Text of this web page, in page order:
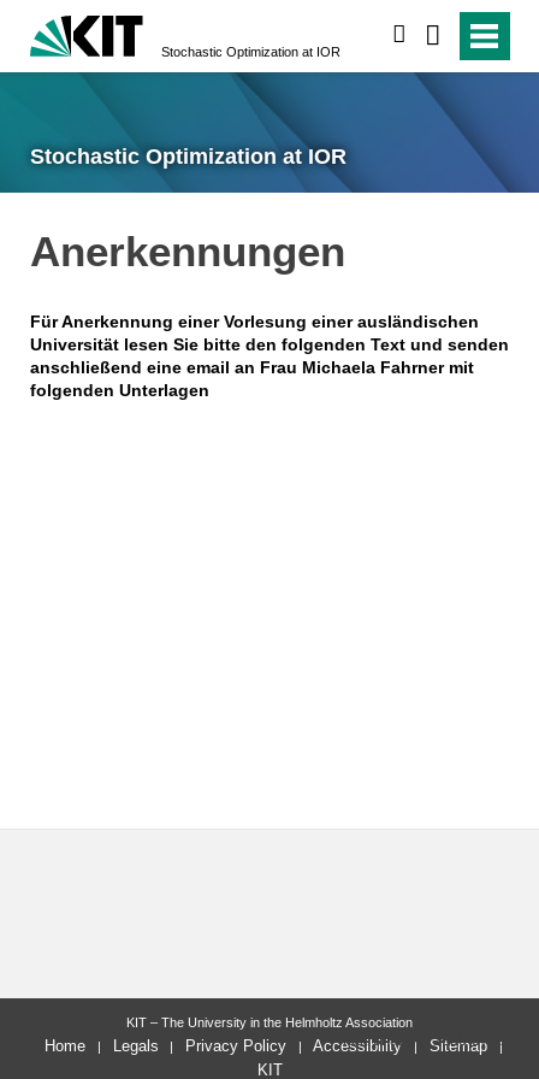
Stochastic Optimization at IOR
Stochastic Optimization at IOR
Anerkennungen
Für Anerkennung einer Vorlesung einer ausländischen
Universität lesen Sie bitte den folgenden Text und senden
anschließend eine email an Frau Michaela Fahrner mit
folgenden Unterlagen
last change: 2025-07-22
KIT – The University in the Helmholtz Association
Home Legals Privacy Policy Accessibility
Sitemap
KIT